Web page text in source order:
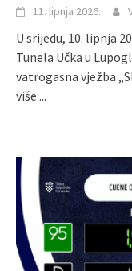
11. lipnja 2026.
U srijedu, 10. lipnja
Tunela Učka u
vatrogasna vježba
više ...